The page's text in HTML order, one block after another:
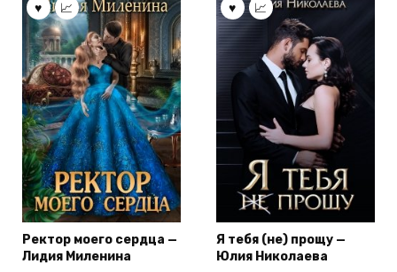
Ректор моего сердца —
Лидия Миленина
Я тебя (не) прощу —
Юлия Николаева